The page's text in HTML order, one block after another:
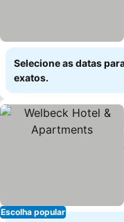
Selecione as datas
exatos.
Escolha popular